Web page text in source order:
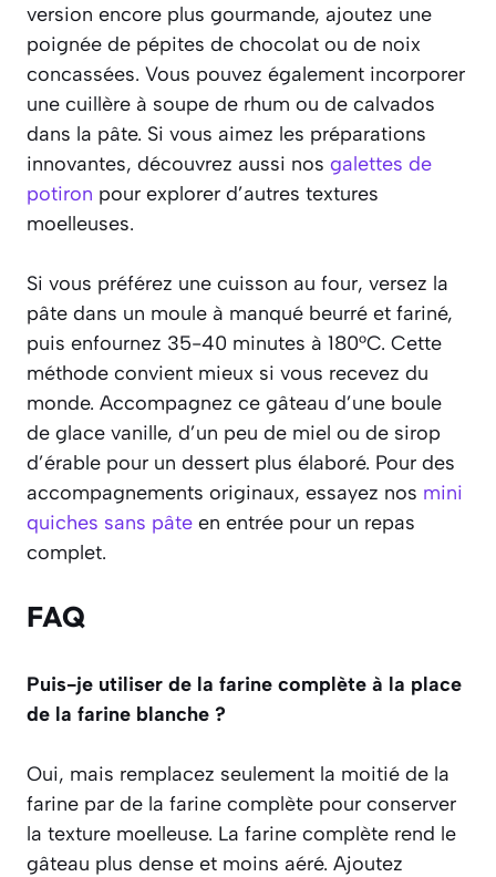
version encore plus gourmande, ajoutez une
poignée de pépites de chocolat ou de noix
concassées. Vous pouvez également incorporer
une cuillère à soupe de rhum ou de calvados
dans la pâte. Si vous aimez les préparations
innovantes, découvrez aussi nos galettes de
potiron pour explorer d’autres textures
moelleuses.
Si vous préférez une cuisson au four, versez la
pâte dans un moule à manqué beurré et fariné,
puis enfournez 35-40 minutes à 180°C. Cette
méthode convient mieux si vous recevez du
monde. Accompagnez ce gâteau d’une boule
de glace vanille, d’un peu de miel ou de sirop
d’érable pour un dessert plus élaboré. Pour des
accompagnements originaux, essayez nos mini
quiches sans pâte en entrée pour un repas
complet.
FAQ
Puis-je utiliser de la farine complète à la place
de la farine blanche ?
Oui, mais remplacez seulement la moitié de la
farine par de la farine complète pour conserver
la texture moelleuse. La farine complète rend le
gâteau plus dense et moins aéré. Ajoutez